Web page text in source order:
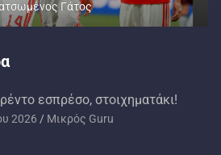
Γάτος
εσπρέσο, στοιχηματάκι!
2026 Mικρός Guru